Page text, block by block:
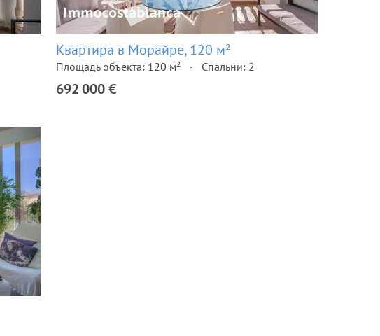
Квартира в Морайре, 120 м²
Площадь объекта: 120 м² Спальни: 2
692 000 €